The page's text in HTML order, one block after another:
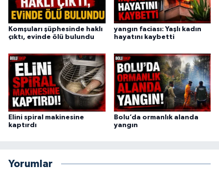
Komşuları şüphesinde haklı
çıktı, evinde ölü bulundu
yangın faciası: Yaşlı kadın
hayatını kaybetti
Elini spiral makinesine
kaptırdı
Bolu’da ormanlık alanda
yangın
Yorumlar